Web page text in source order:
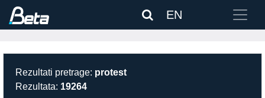
EN
Rezultati pretrage: protest
Rezultata: 19264